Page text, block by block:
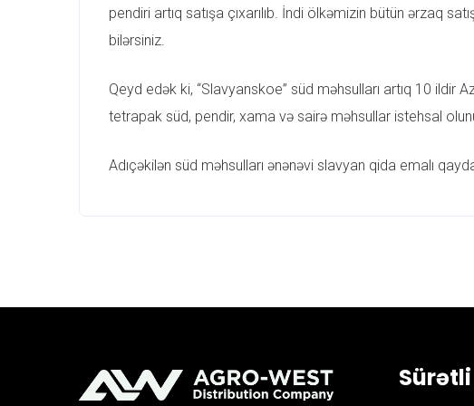
pendiri artıq satışa çıxarılıb. İndi ölkəmizin bütün ərzaq
bilərsiniz.
Qeyd edək ki, “Slavyanskoe” süd məhsulları artıq 10 ildir
tetrapak süd, pendir, xama və sairə məhsullar istehsal
Adıçəkilən süd məhsulları ənənəvi slavyan qida emalı